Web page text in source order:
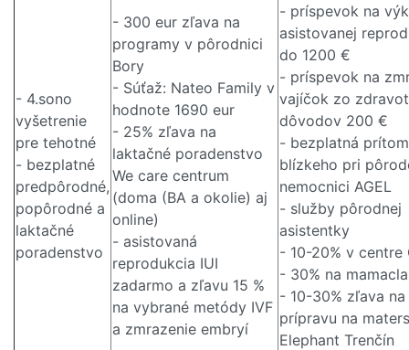
- 4.sono
vyšetrenie
pre tehotné
- bezplatné
predpôrodné,
popôrodné a
laktačné
poradenstvo
- 300 eur zľava na
programy v pôrodnici
Bory
- Súťaž: Nateo Family v
hodnote 1690 eur
- 25% zľava na
laktačné poradenstvo
We care centrum
(doma (BA a okolie) aj
online)
- asistovaná
reprodukcia IUI
zadarmo a zľavu 15 %
na vybrané metódy IVF
a zmrazenie embryí
- príspevok na
asistovanej
do 1200 €
- príspevok na
vajíčok zo
dôvodov 200 €
- bezplatná
blízkeho pri
nemocnici AGEL
- služby pôrodnej
asistentky
- 10-20% v centre
- 30% na
- 10-30% zľava na
prípravu na
Elephant Trenčín